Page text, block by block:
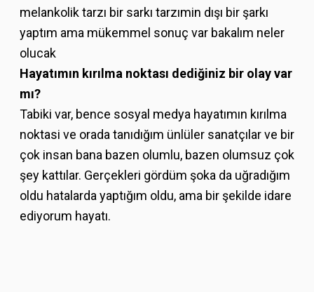
melankolik tarzı bir sarkı tarzımin dışı bir şarkı
yaptım ama mükemmel sonuç var bakalım neler
olucak
Hayatımın kırılma noktası dediğiniz bir olay var
mı?
Tabiki var, bence sosyal medya hayatımın kırılma
noktasi ve orada tanıdığım ünlüler sanatçılar ve bir
çok insan bana bazen olumlu, bazen olumsuz çok
şey kattılar. Gerçekleri gördüm şoka da uğradığım
oldu hatalarda yaptığım oldu, ama bir şekilde idare
ediyorum hayatı.